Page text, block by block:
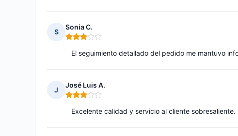
S
Sonia C.
Nota: 3 de 5
El seguimiento detallado del pedido me mantuvo
J
José Luis A.
Nota: 3 de 5
Excelente calidad y servicio al cliente sobresaliente.